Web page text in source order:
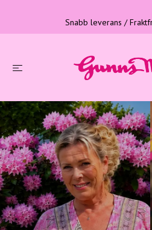
Snabb leverans /
Tre
Familjeföretag med lång